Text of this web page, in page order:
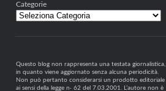
Categorie
Questo blog non rappresenta una testata giornalistica,
in quanto viene aggiornato senza alcuna periodicità.
Non può pertanto considerarsi un prodotto editoriale
ai sensi della legge n· 62 del 7.03.2001. L’autore non è